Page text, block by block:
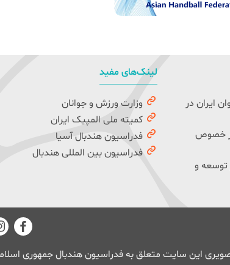
ایران در
خصوص
توسعه و
لینک‌های مفید
وزارت ورزش و جوانان
کمیته ملی المپیک ایران
فدراسیون هندبال آسیا
فدراسیون بین المللی هندبال
این سایت متعلق به فدراسیون هندبال جمهوری